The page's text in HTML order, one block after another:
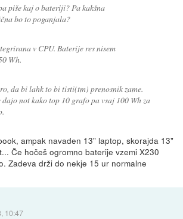
piše kaj o bateriji? Pa kakšna
bo to poganjala?
v CPU. Baterije res nisem
Wh.
da bi lahk to bi tisti(tm) prenosnik zame.
dajo not kako top 10 grafo pa vsaj 100 Wh za
ampak navaden 13" laptop, skorajda 13"
Če hočeš ogromno baterije vzemi X230
Zadeva drži do nekje 15 ur normalne
10:47